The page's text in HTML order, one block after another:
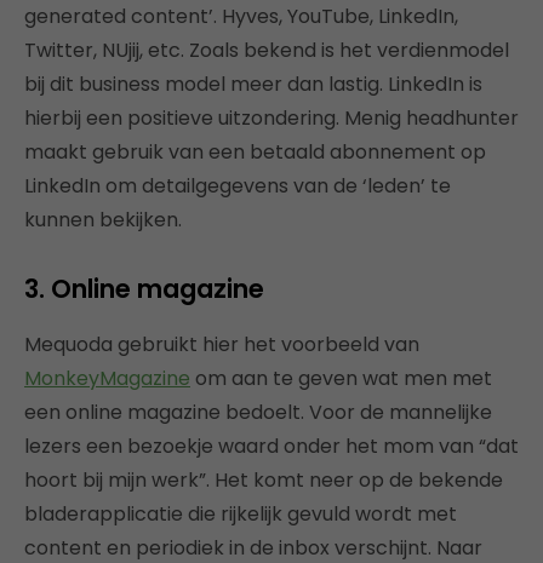
generated content’. Hyves, YouTube, LinkedIn,
Twitter, NUjij, etc. Zoals bekend is het verdienmodel
bij dit business model meer dan lastig. LinkedIn is
hierbij een positieve uitzondering. Menig headhunter
maakt gebruik van een betaald abonnement op
LinkedIn om detailgegevens van de ‘leden’ te
kunnen bekijken.
3. Online magazine
Mequoda gebruikt hier het voorbeeld van
MonkeyMagazine om aan te geven wat men met
een online magazine bedoelt. Voor de mannelijke
lezers een bezoekje waard onder het mom van “dat
hoort bij mijn werk”. Het komt neer op de bekende
bladerapplicatie die rijkelijk gevuld wordt met
content en periodiek in de inbox verschijnt. Naar